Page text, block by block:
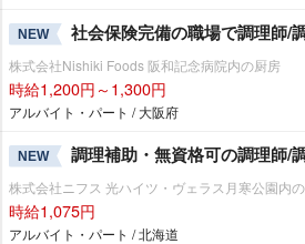
NEW 社会保険完備の職場で調理師/
株式会社Nishiki Foods 阪和記念病院内の厨房
時給1,200円～1,300円
アルバイト・パート / 大阪府
NEW 調理補助・無資格可の調理師/
株式会社ニフス 光ハイツ・ヴェラス月寒公園内
時給1,075円
アルバイト・パート / 北海道